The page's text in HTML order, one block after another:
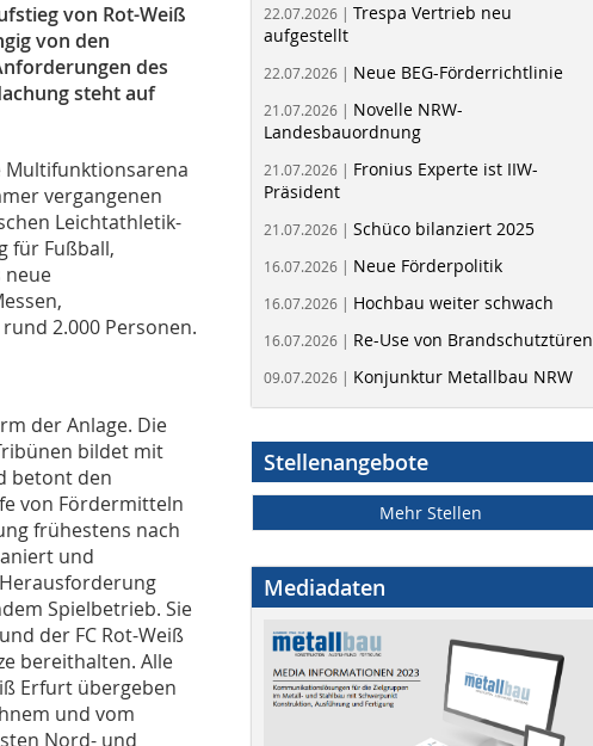
von Rot-Weiß
von den
des
steht auf
Multifunktionsarena
vergangenen
Leichtathletik-
für Fußball,
neue
2.000 Personen.
der Anlage. Die
bildet mit
betont den
von Fördermitteln
frühestens nach
und
Spielbetrieb. Sie
der FC Rot-Weiß
bereithalten. Alle
Erfurt übergeben
und vom
Nord- und
22.07.2026 | Trespa Vertrieb neu
aufgestellt
22.07.2026 | Neue BEG-Förderrichtlinie
21.07.2026 | Novelle NRW-
Landesbauordnung
21.07.2026 | Fronius Experte ist IIW-
Präsident
21.07.2026 | Schüco bilanziert 2025
16.07.2026 | Neue Förderpolitik
16.07.2026 | Hochbau weiter schwach
16.07.2026 | Re-Use von Brandschutztüren
09.07.2026 | Konjunktur Metallbau NRW
Stellenangebote
Mehr Stellen
Mediadaten